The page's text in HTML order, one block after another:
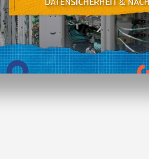
und bewirb dich